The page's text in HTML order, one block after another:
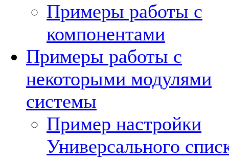
Примеры работы с
компонентами
Примеры работы с
некоторыми модулями
системы
Пример настройки
Универсального